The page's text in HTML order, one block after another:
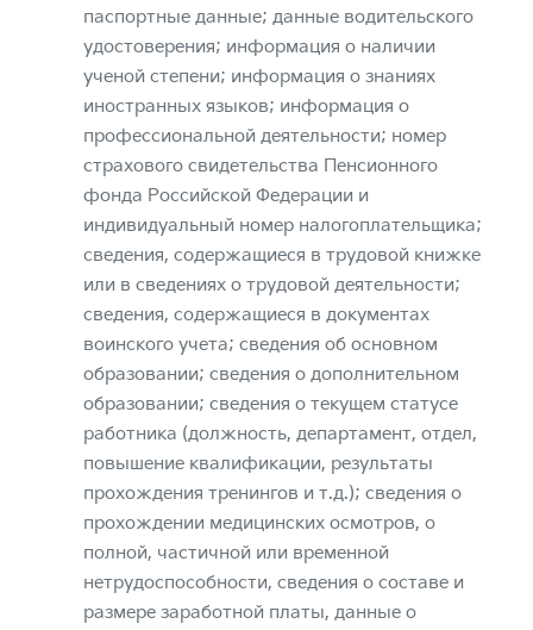
паспортные данные; данные водительского
удостоверения; информация о наличии
ученой степени; информация о знаниях
иностранных языков; информация о
профессиональной деятельности; номер
страхового свидетельства Пенсионного
фонда Российской Федерации и
индивидуальный номер налогоплательщика;
сведения, содержащиеся в трудовой книжке
или в сведениях о трудовой деятельности;
сведения, содержащиеся в документах
воинского учета; сведения об основном
образовании; сведения о дополнительном
образовании; сведения о текущем статусе
работника (должность, департамент, отдел,
повышение квалификации, результаты
прохождения тренингов и т.д.); сведения о
прохождении медицинских осмотров, о
полной, частичной или временной
нетрудоспособности, сведения о составе и
размере заработной платы, данные о